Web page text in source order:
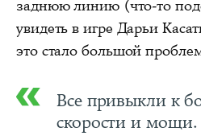
заднюю линию (что-то
увидеть в игре Дарьи
это стало большой
Все привыкли к
скорости и